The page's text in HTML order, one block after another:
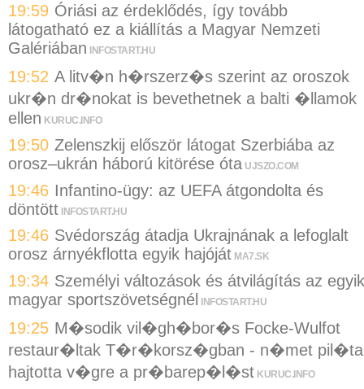
19:59 Óriási az érdeklődés, így tovább
látogatható ez a kiállítás a Magyar Nemzeti
Galériában INFOSTART.HU
19:52 A litv�n h�rszerz�s szerint az oroszok
ukr�n dr�nokat is bevethetnek a balti �llamok
ellen KURUC.INFO
19:50 Zelenszkij először látogat Szerbiába az
orosz–ukrán háború kitörése óta UJSZO.COM
19:46 Infantino-ügy: az UEFA átgondolta és
döntött INFOSTART.HU
19:46 Svédország átadja Ukrajnának a lefoglalt
orosz árnyékflotta egyik hajóját MA7.SK
19:34 Személyi változások és átvilágítás az egyik
magyar sportszövetségnél INFOSTART.HU
19:25 M�sodik vil�gh�bor�s Focke-Wulfot
restaur�ltak T�r�korsz�gban - n�met pil�ta
hajtotta v�gre a pr�barep�l�st KURUC.INFO